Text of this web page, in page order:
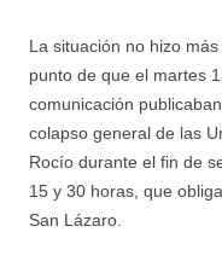
La situación no hizo
punto de que el martes
comunicación
colapso general de las
Rocío durante el fin de
15 y 30 horas, que
San Lázaro.